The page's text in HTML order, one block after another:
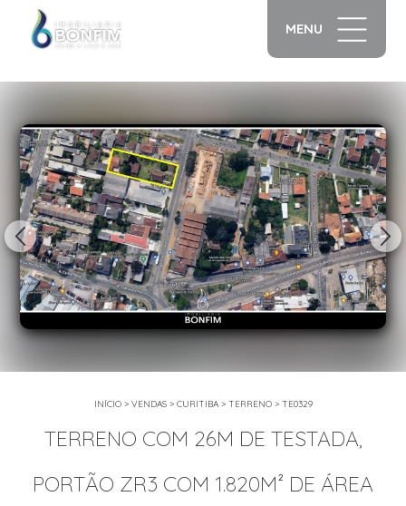
MENU
INÍCIO> VENDAS> CURITIBA> TERRENO> TE0329
TERRENO COM 26M DE TESTADA,
PORTÃO ZR3 COM 1.820M² DE ÁREA